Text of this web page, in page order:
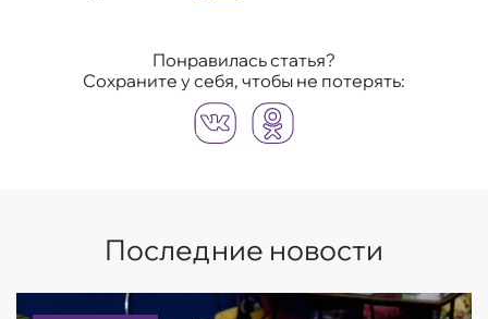
Понравилась статья?
Сохраните у себя, чтобы не потерять:
Последние новости